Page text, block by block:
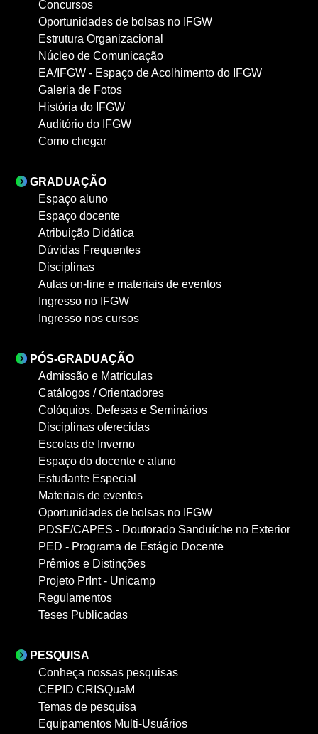
Concursos
Oportunidades de bolsas no IFGW
Estrutura Organizacional
Núcleo de Comunicação
EA/IFGW - Espaço de Acolhimento do IFGW
Galeria de Fotos
História do IFGW
Auditório do IFGW
Como chegar
GRADUAÇÃO
Espaço aluno
Espaço docente
Atribuição Didática
Dúvidas Frequentes
Disciplinas
Aulas on-line e materiais de eventos
Ingresso no IFGW
Ingresso nos cursos
PÓS-GRADUAÇÃO
Admissão e Matrículas
Catálogos / Orientadores
Colóquios, Defesas e Seminários
Disciplinas oferecidas
Escolas de Inverno
Espaço do docente e aluno
Estudante Especial
Materiais de eventos
Oportunidades de bolsas no IFGW
PDSE/CAPES - Doutorado Sanduíche no Exterior
PED - Programa de Estágio Docente
Prêmios e Distinções
Projeto PrInt - Unicamp
Regulamentos
Teses Publicadas
PESQUISA
Conheça nossas pesquisas
CEPID CRISQuaM
Temas de pesquisa
Equipamentos Multi-Usuários